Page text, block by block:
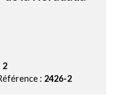
2
: 2426-2